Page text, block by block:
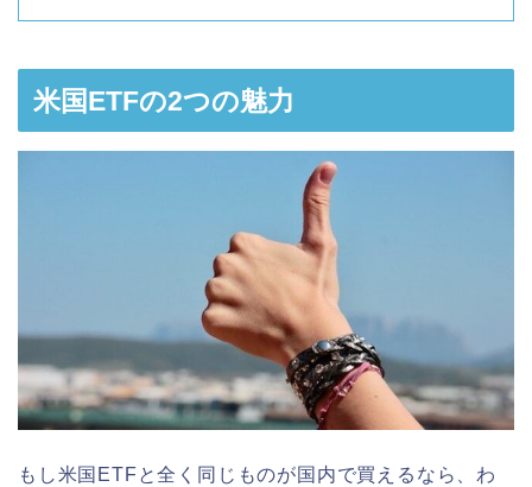
米国ETFの2つの魅力
もし米国ETFと全く同じものが国内で買えるなら、わ